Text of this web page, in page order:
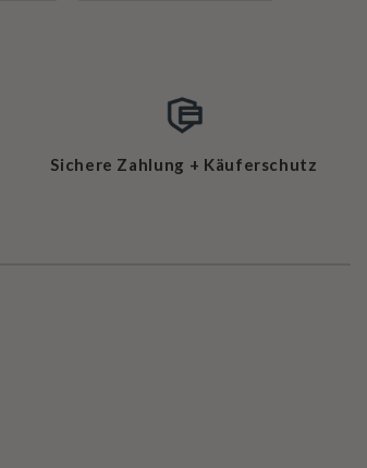
Sichere Zahlung + Käuferschutz